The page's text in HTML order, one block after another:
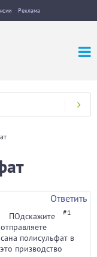
Реклама
Ответить
#1
ПОдскажите
полисульфат в
призводство